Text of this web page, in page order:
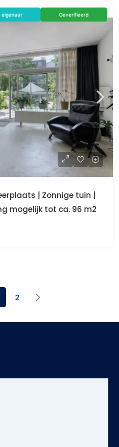
eigenaar Geverifieerd
| Zonnige tuin |
mogelijk tot ca. 96 m2
2